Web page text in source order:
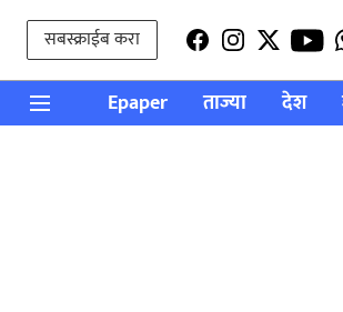
सबस्क्राईब करा
Epaper ताज्या देश